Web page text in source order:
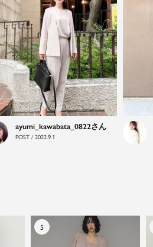
close
ayumi_kawabata_0822
POST / 2022.9.1